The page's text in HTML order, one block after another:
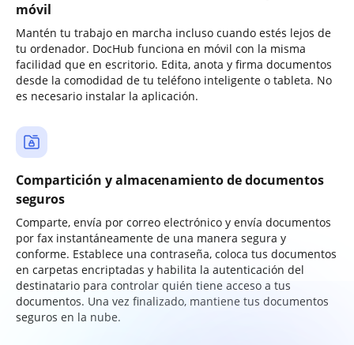
móvil
Mantén tu trabajo en marcha incluso cuando estés lejos de
tu ordenador. DocHub funciona en móvil con la misma
facilidad que en escritorio. Edita, anota y firma documentos
desde la comodidad de tu teléfono inteligente o tableta. No
es necesario instalar la aplicación.
Compartición y almacenamiento de documentos
seguros
Comparte, envía por correo electrónico y envía documentos
por fax instantáneamente de una manera segura y
conforme. Establece una contraseña, coloca tus documentos
en carpetas encriptadas y habilita la autenticación del
destinatario para controlar quién tiene acceso a tus
documentos. Una vez finalizado, mantiene tus documentos
seguros en la nube.